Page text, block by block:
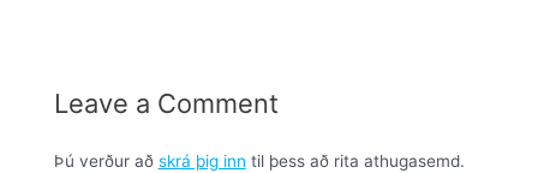
Leave a Comment
Þú verður að skrá þig inn til þess að rita athugasemd.